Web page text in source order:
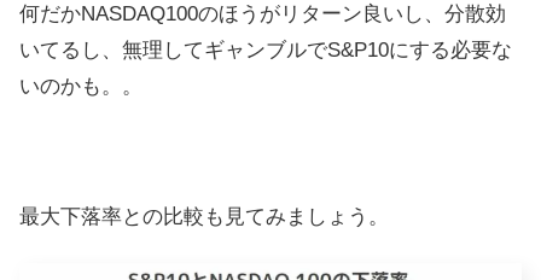
何だかNASDAQ100のほうがリターン良いし、分散効
いてるし、無理してギャンブルでS&P10にする必要な
いのかも。。
最大下落率との比較も見てみましょう。